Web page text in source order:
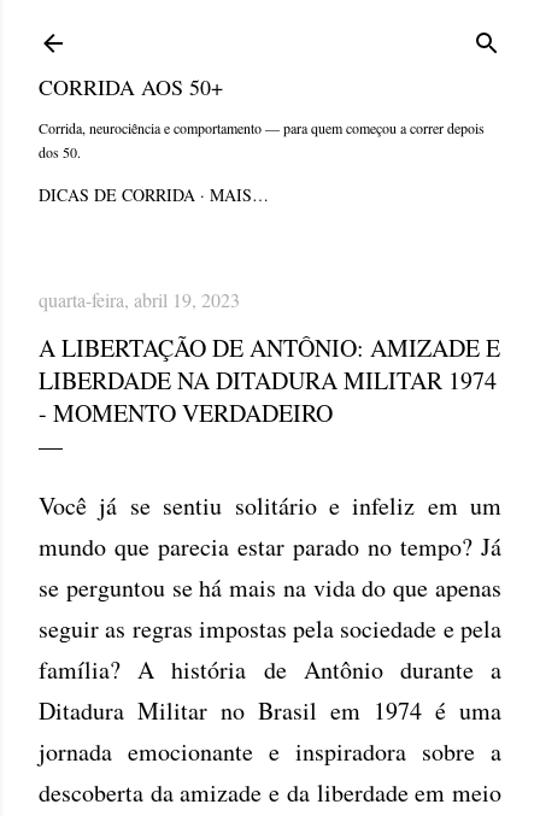
CORRIDA AOS 50+
Corrida, neurociência e comportamento — para quem começou a correr depois
dos 50.
DICAS DE CORRIDA MAIS…
quarta-feira, abril 19, 2023
A LIBERTAÇÃO DE ANTÔNIO: AMIZADE E
LIBERDADE NA DITADURA MILITAR 1974
- MOMENTO VERDADEIRO
Você já se sentiu solitário e infeliz em um
mundo que parecia estar parado no tempo? Já
se perguntou se há mais na vida do que apenas
seguir as regras impostas pela sociedade e pela
família? A história de Antônio durante a
Ditadura Militar no Brasil em 1974 é uma
jornada emocionante e inspiradora sobre a
descoberta da amizade e da liberdade em meio